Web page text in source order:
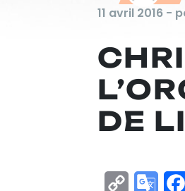
11 avril 2016 -
DE
Copy